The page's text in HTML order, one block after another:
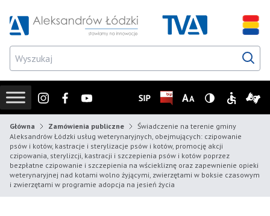
Główna Zamówienia publiczne
Świadczenie na terenie gminy
Aleksandrów Łódzki usług weterynaryjnych, obejmujących: czipowanie
psów i kotów, kastracje i sterylizacje psów i kotów, promocję akcji
czipowania, sterylizcji, kastracji i szczepienia psów i kotów poprzez
bezpłatne czipowanie i szczepienia na wściekliznę oraz zapewnienie opieki
weterynaryjnej nad kotami wolno żyjącymi, zwierzętami w boksie czasowym
i zwierzętami w programie adopcja na jesień życia